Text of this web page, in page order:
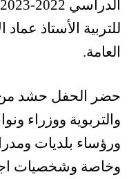
للتربية الأستاذ
العامة.
حضر الحفل حشد من
والتربوية ووزراء
ورؤساء بلديات
وخاصة وشخصيات